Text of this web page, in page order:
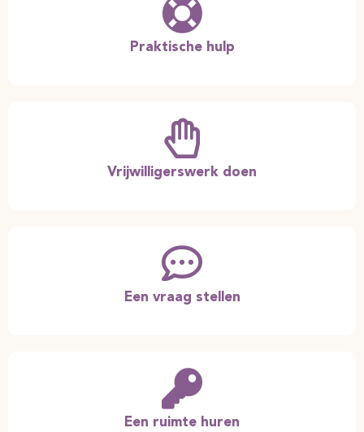
Praktische hulp
Vrijwilligerswerk doen
Een vraag stellen
Een ruimte huren